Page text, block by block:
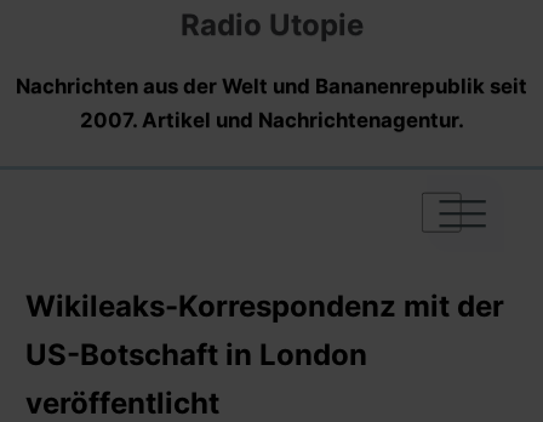
Radio Utopie
Nachrichten aus der Welt und Bananenrepublik seit
2007. Artikel und Nachrichtenagentur.
|
|
|
Wikileaks-Korrespondenz mit der
US-Botschaft in London
veröffentlicht